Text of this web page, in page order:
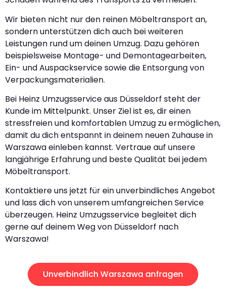
Wir bieten nicht nur den reinen Möbeltransport an,
sondern unterstützen dich auch bei weiteren
Leistungen rund um deinen Umzug. Dazu gehören
beispielsweise Montage- und Demontagearbeiten,
Ein- und Auspackservice sowie die Entsorgung von
Verpackungsmaterialien.
Bei Heinz Umzugsservice aus Düsseldorf steht der
Kunde im Mittelpunkt. Unser Ziel ist es, dir einen
stressfreien und komfortablen Umzug zu ermöglichen,
damit du dich entspannt in deinem neuen Zuhause in
Warszawa einleben kannst. Vertraue auf unsere
langjährige Erfahrung und beste Qualität bei jedem
Möbeltransport.
Kontaktiere uns jetzt für ein unverbindliches Angebot
und lass dich von unserem umfangreichen Service
überzeugen. Heinz Umzugsservice begleitet dich
gerne auf deinem Weg von Düsseldorf nach
Warszawa!
Unverbindlich Warszawa anfragen